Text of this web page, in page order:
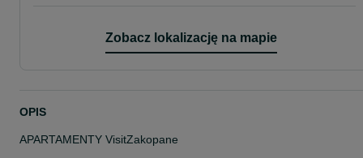
Zobacz lokalizację na mapie
OPIS
APARTAMENTY VisitZakopane